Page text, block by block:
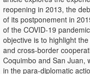
reopening in 2013, the
of its postponement in
of the COVID-19
objective is to highlight
and cross-border
Coquimbo and San Juan,
in the para-diplomatic